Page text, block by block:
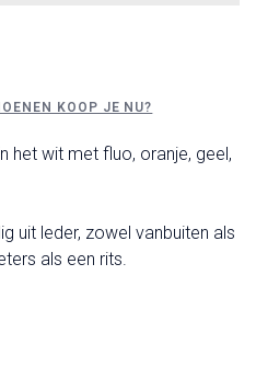
KOOP JE NU?
het wit met fluo, oranje, geel,
uit leder, zowel vanbuiten als
als een rits.